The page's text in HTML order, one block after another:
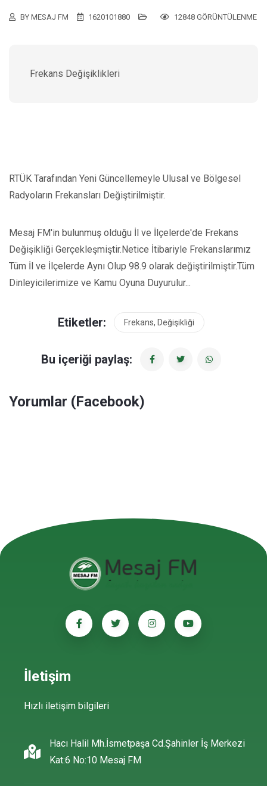
BY MESAJ FM 1620101880 12848 GÖRÜNTÜLENME
Frekans Değişiklikleri
RTÜK Tarafından Yeni Güncellemeyle Ulusal ve Bölgesel
Radyoların Frekansları Değiştirilmiştir.
Mesaj FM'in bulunmuş olduğu İl ve İlçelerde'de Frekans
Değişikliği Gerçekleşmiştir.Netice İtibariyle Frekanslarımız
Tüm İl ve İlçelerde Aynı Olup 98.9 olarak değiştirilmiştir.Tüm
Dinleyicilerimize ve Kamu Oyuna Duyurulur...
Etiketler: Frekans, Değişikliği
Bu içeriği paylaş:
Yorumlar (Facebook)
İletişim
Hızlı iletişim bilgileri
Hacı Halil Mh.İsmetpaşa Cd.Şahinler İş Merkezi
Kat:6 No:10 Mesaj FM